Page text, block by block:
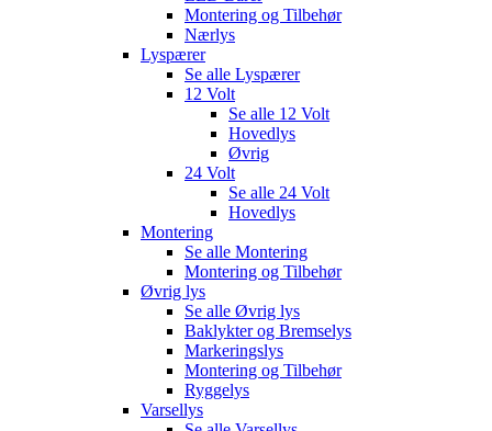
Montering og Tilbehør
Nærlys
Lyspærer
Se alle Lyspærer
12 Volt
Se alle 12 Volt
Hovedlys
Øvrig
24 Volt
Se alle 24 Volt
Hovedlys
Montering
Se alle Montering
Montering og Tilbehør
Øvrig lys
Se alle Øvrig lys
Baklykter og Bremselys
Markeringslys
Montering og Tilbehør
Ryggelys
Varsellys